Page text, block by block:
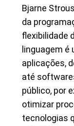
Bjarne
da
flexibilidade
linguagem é
aplicações,
até
público, por
otimizar
tecnologias